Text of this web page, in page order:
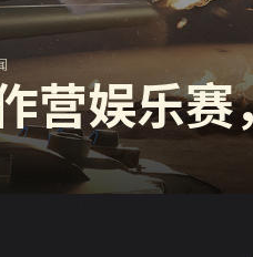
游戏规则
营娱乐